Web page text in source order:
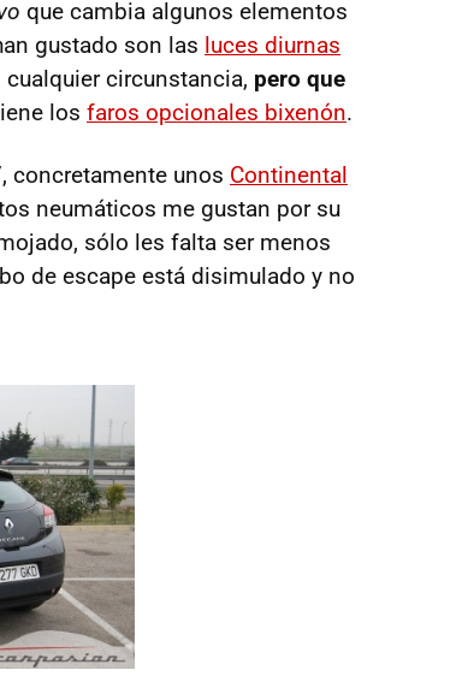
que cambia algunos elementos
gustado son las luces diurnas
circunstancia, pero que
los faros opcionales bixenón.
concretamente unos Continental
neumáticos me gustan por su
sólo les falta ser menos
de escape está disimulado y no